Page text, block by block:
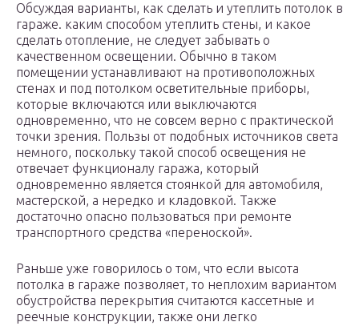
Обсуждая варианты, как сделать и утеплить потолок в
гараже. каким способом утеплить стены, и какое
сделать отопление, не следует забывать о
качественном освещении. Обычно в таком
помещении устанавливают на противоположных
стенах и под потолком осветительные приборы,
которые включаются или выключаются
одновременно, что не совсем верно с практической
точки зрения. Пользы от подобных источников света
немного, поскольку такой способ освещения не
отвечает функционалу гаража, который
одновременно является стоянкой для автомобиля,
мастерской, а нередко и кладовкой. Также
достаточно опасно пользоваться при ремонте
транспортного средства «переноской».
Раньше уже говорилось о том, что если высота
потолка в гараже позволяет, то неплохим вариантом
обустройства перекрытия считаются кассетные и
реечные конструкции, также они легко